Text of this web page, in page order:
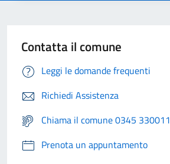
Contatta il comune
Leggi le domande frequenti
Richiedi Assistenza
Chiama il comune 0345 330011
Prenota un appuntamento